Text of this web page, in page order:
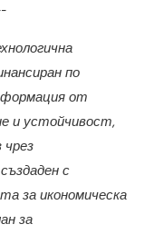
по
от
и устойчивост,
с
за икономическа
за